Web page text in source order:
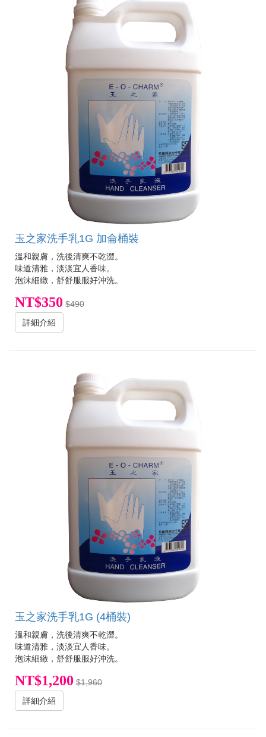
玉之家洗手乳1G 加侖桶裝
溫和親膚，洗後清爽不乾澀。
味道清雅，淡淡宜人香味。
泡沫細緻，舒舒服服好沖洗。
NT$350 $490
詳細介紹
玉之家洗手乳1G (4桶裝)
溫和親膚，洗後清爽不乾澀。
味道清雅，淡淡宜人香味。
泡沫細緻，舒舒服服好沖洗。
NT$1,200 $1,960
詳細介紹